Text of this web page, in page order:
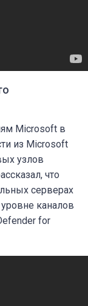
Microsoft в
из Microsoft
узлов
что
серверах
каналов
for